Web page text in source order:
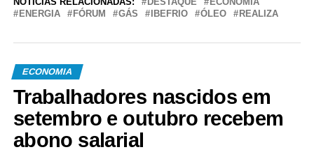
ENERGIA
FÓRUM GÁS IBEFRIO ÓLEO REALIZA
ECONOMIA
Trabalhadores nascidos em
setembro e outubro recebem
abono salarial